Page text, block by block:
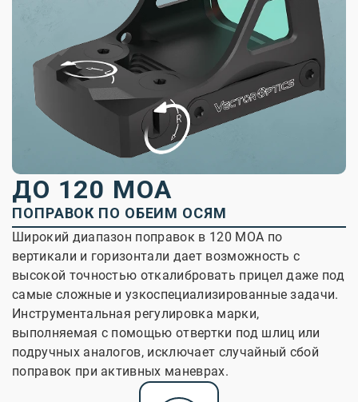
ДО 120 MOA
ПОПРАВОК ПО ОБЕИМ ОСЯМ
Широкий диапазон поправок в 120 МОА по
вертикали и горизонтали дает возможность с
высокой точностью откалибровать прицел даже под
самые сложные и узкоспециализированные задачи.
Инструментальная регулировка марки,
выполняемая с помощью отвертки под шлиц или
подручных аналогов, исключает случайный сбой
поправок при активных маневрах.